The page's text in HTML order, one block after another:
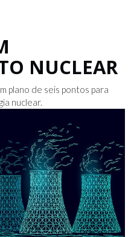
NUCLEAR
plano de seis pontos para
nuclear.